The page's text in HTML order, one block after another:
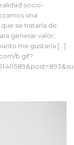
socio-
una
se trataría de
generar valor,
me gustaría […]
b.gif?